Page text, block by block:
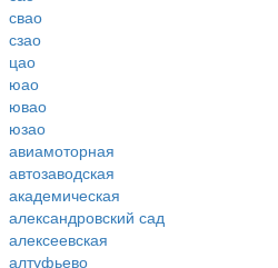
свао
сзао
цао
юао
ювао
юзао
авиамоторная
автозаводская
академическая
александровский сад
алексеевская
алтуфьево